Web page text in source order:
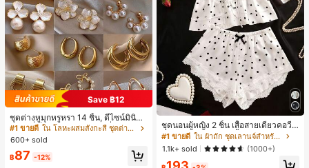
Save ฿12
ชุดต่างหูมุกหรูหรา 14 ชิ้น, ดีไซน์มินิมอ
ลใหม่ที่เป็นเอกลักษณ์ ต่างหูที่สง่างาม
สำหรับผู้หญิง, ของขวัญสำหรับเธอ
#1 ขายดี
ใน โลหะผสมสังกะสี ชุดต่างหูผู้หญิง
600+ sold
฿87 -12%
ชุดนอนผู้หญิง 2 ชิ้น เสื้อสายเดี่ยวคอวีลู
กไม้ พร้อมกางเกงขาสั้นแต่งลูกไม้ แต่ง
โบว์ที่เอว ชุดลำลองผู้หญิงนุ่มสบายน่ารั
ก สไตล์เอสเธติก
#1 ขายดี
ใน ผ้าถัก ชุดเลานจ์สำหรับผู้หญิง
1.1k+ sold
(1000+)